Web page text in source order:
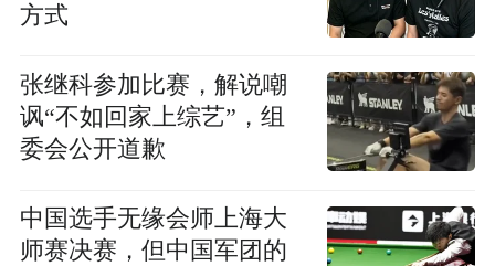
方式
张继科参加比赛，解说嘲
讽“不如回家上综艺”，组
委会公开道歉
中国选手无缘会师上海大
师赛决赛，但中国军团的